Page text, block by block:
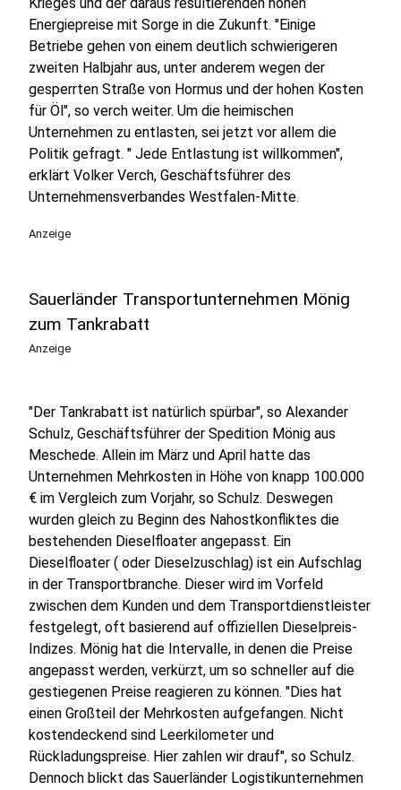
Energiepreise mit Sorge in die Zukunft. "Einige
Betriebe gehen von einem deutlich schwierigeren
zweiten Halbjahr aus, unter anderem wegen der
gesperrten Straße von Hormus und der hohen Kosten
für Öl", so verch weiter. Um die heimischen
Unternehmen zu entlasten, sei jetzt vor allem die
Politik gefragt. " Jede Entlastung ist willkommen",
erklärt Volker Verch, Geschäftsführer des
Unternehmensverbandes Westfalen-Mitte.
Anzeige
Sauerländer Transportunternehmen Mönig
zum Tankrabatt
Anzeige
"Der Tankrabatt ist natürlich spürbar", so Alexander
Schulz, Geschäftsführer der Spedition Mönig aus
Meschede. Allein im März und April hatte das
Unternehmen Mehrkosten in Höhe von knapp 100.000
€ im Vergleich zum Vorjahr, so Schulz. Deswegen
wurden gleich zu Beginn des Nahostkonfliktes die
bestehenden Dieselfloater angepasst. Ein
Dieselfloater ( oder Dieselzuschlag) ist ein Aufschlag
in der Transportbranche. Dieser wird im Vorfeld
zwischen dem Kunden und dem Transportdienstleister
festgelegt, oft basierend auf offiziellen Dieselpreis-
Indizes. Mönig hat die Intervalle, in denen die Preise
angepasst werden, verkürzt, um so schneller auf die
gestiegenen Preise reagieren zu können. "Dies hat
einen Großteil der Mehrkosten aufgefangen. Nicht
kostendeckend sind Leerkilometer und
Rückladungspreise. Hier zahlen wir drauf", so Schulz.
Dennoch blickt das Sauerländer Logistikunternehmen